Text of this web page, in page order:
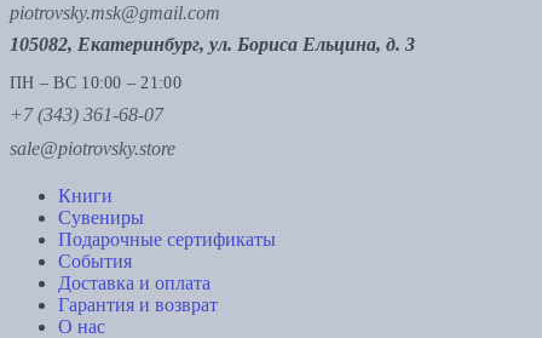
piotrovsky.msk@gmail.com
105082, Екатеринбург, ул. Бориса Ельцина, д. 3
ПН – ВС 10:00 – 21:00
+7 (343) 361-68-07
sale@piotrovsky.store
Книги
Сувениры
Подарочные сертификаты
События
Доставка и оплата
Гарантия и возврат
О нас